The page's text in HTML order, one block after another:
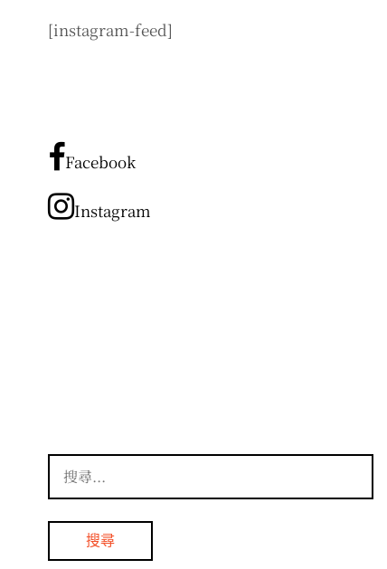
[instagram-feed]
Facebook
Instagram
字: